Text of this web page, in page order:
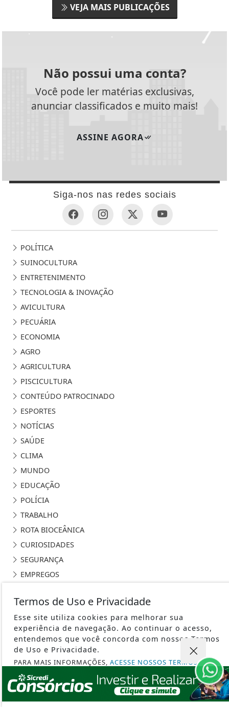
VEJA MAIS PUBLICAÇÕES
Não possui uma conta?
Você pode ler matérias exclusivas,
anunciar classificados e muito mais!
ASSINE AGORA
Siga-nos nas redes sociais
POLÍTICA
SUINOCULTURA
ENTRETENIMENTO
TECNOLOGIA & INOVAÇÃO
AVICULTURA
PECUÁRIA
ECONOMIA
AGRO
AGRICULTURA
PISCICULTURA
CONTEÚDO PATROCINADO
ESPORTES
NOTÍCIAS
SAÚDE
CLIMA
MUNDO
EDUCAÇÃO
POLÍCIA
TRABALHO
ROTA BIOCEÂNICA
CURIOSIDADES
SEGURANÇA
EMPREGOS
PODCAST AGRONOSSO
SILVICULTURA
PORTAL AGRONOSSO - TODOS OS DIREITOS RESERVADOS
TERMOS DE USO E PRIVACIDADE
Termos de Uso e Privacidade
Esse site utiliza cookies para melhorar sua
experiência de navegação. Ao continuar o acesso,
entendemos que você concorda com nossos Termos
de Uso e Privacidade.
PARA MAIS INFORMAÇÕES, ACESSE NOSSOS TERMOS
CLICANDO AQUI
PROSSEGUIR